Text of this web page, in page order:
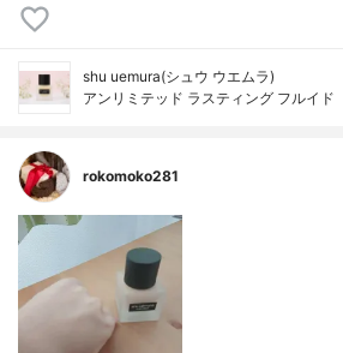
shu uemura(シュウ ウエムラ)
アンリミテッド ラスティング フルイド
rokomoko281